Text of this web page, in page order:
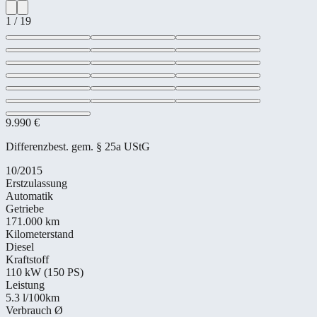
1 / 19
9.990 €
Differenzbest. gem. § 25a UStG
10/2015
Erstzulassung
Automatik
Getriebe
171.000 km
Kilometerstand
Diesel
Kraftstoff
110 kW (150 PS)
Leistung
5.3 l/100km
Verbrauch Ø